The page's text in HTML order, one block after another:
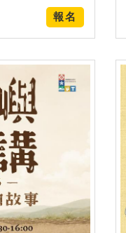
報名